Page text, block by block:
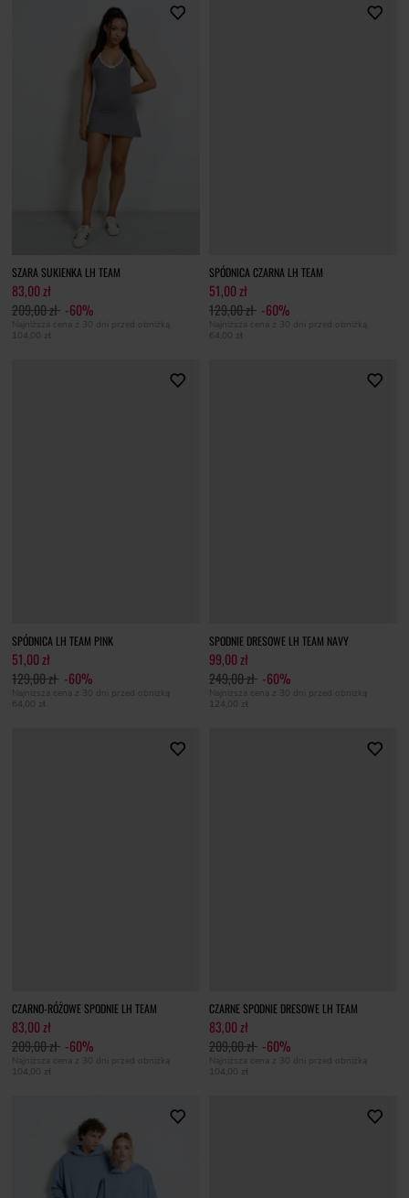
SZARA SUKIENKA LH TEAM
83,00 zł
209,00 zł -60%
Najniższa cena z 30 dni przed obniżką
104,00 zł
SPÓDNICA CZARNA LH TEAM
51,00 zł
129,00 zł -60%
Najniższa cena z 30 dni przed obniżką
64,00 zł
SPÓDNICA LH TEAM PINK
51,00 zł
129,00 zł -60%
Najniższa cena z 30 dni przed obniżką
64,00 zł
SPODNIE DRESOWE LH TEAM NAVY
99,00 zł
249,00 zł -60%
Najniższa cena z 30 dni przed obniżką
124,00 zł
CZARNO-RÓŻOWE SPODNIE LH TEAM
83,00 zł
209,00 zł -60%
Najniższa cena z 30 dni przed obniżką
104,00 zł
CZARNE SPODNIE DRESOWE LH TEAM
83,00 zł
209,00 zł -60%
Najniższa cena z 30 dni przed obniżką
104,00 zł